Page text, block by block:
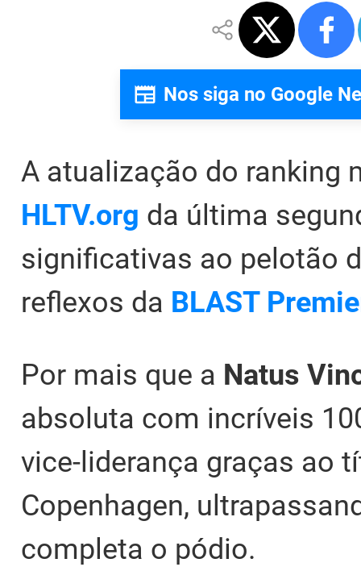
Nos siga no Google
A atualização do ranking
HLTV.org da última
significativas ao pelotão
reflexos da BLAST
Por mais que a Natus
absoluta com incríveis
vice-liderança graças ao
Copenhagen,
completa o pódio.